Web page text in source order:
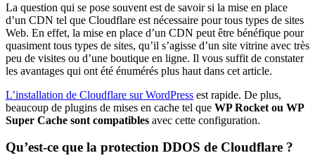
La question qui se pose souvent est de savoir si la mise en place
d’un CDN tel que Cloudflare est nécessaire pour tous types de sites
Web. En effet, la mise en place d’un CDN peut être bénéfique pour
quasiment tous types de sites, qu’il s’agisse d’un site vitrine avec très
peu de visites ou d’une boutique en ligne. Il vous suffit de constater
les avantages qui ont été énumérés plus haut dans cet article.
L’installation de Cloudflare sur WordPress est rapide. De plus,
beaucoup de plugins de mises en cache tel que WP Rocket ou WP
Super Cache sont compatibles avec cette configuration.
Qu’est-ce que la protection DDOS de Cloudflare ?